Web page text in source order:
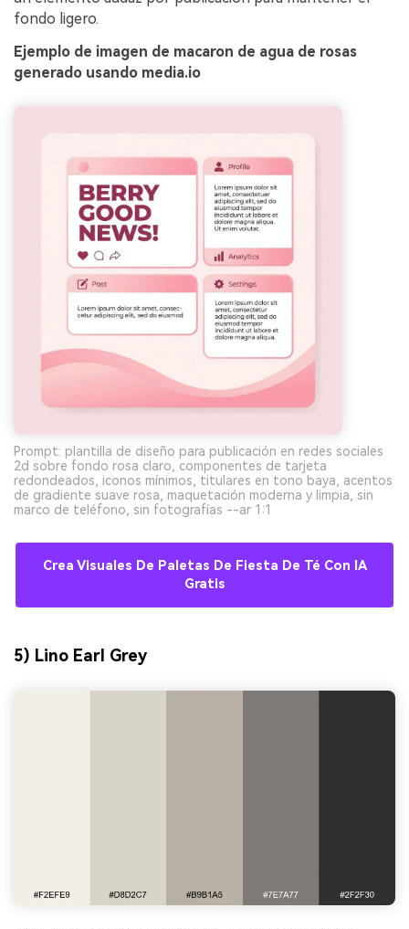
fondo ligero.
Ejemplo de imagen de macaron de agua de rosas
generado usando media.io
Prompt: plantilla de diseño para publicación en redes sociales
2d sobre fondo rosa claro, componentes de tarjeta
redondeados, iconos mínimos, titulares en tono baya, acentos
de gradiente suave rosa, maquetación moderna y limpia, sin
marco de teléfono, sin fotografías --ar 1:1
Crea Visuales De Paletas De Fiesta De Té Con IA
Gratis
5) Lino Earl Grey